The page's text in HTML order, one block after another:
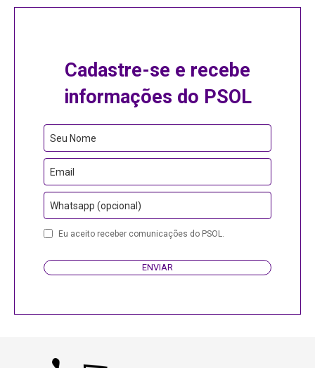
Cadastre-se e recebe
informações do PSOL
Seu Nome
Email
Whatsapp (opcional)
ContactEu aceito receber comunicações do PSOL.
ENVIAR